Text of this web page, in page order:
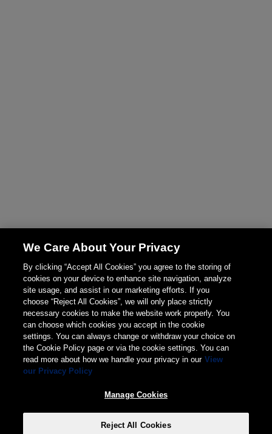
We Care About Your Privacy
By clicking “Accept All Cookies” you agree to the storing of
cookies on your device to enhance site navigation, analyze
site usage, and assist in our marketing efforts. If you
choose “Reject All Cookies”, we will only place strictly
necessary cookies to make the website work properly. You
can choose which cookies you accept in the cookie
settings. You can always change or withdraw your choice on
the Cookie Policy page or via the cookie settings. You can
read more about how we handle your privacy in our View
our Privacy Policy
Manage Cookies
Reject All Cookies